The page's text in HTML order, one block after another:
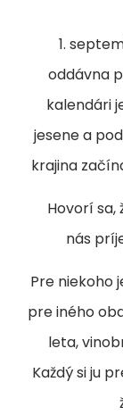
1.
oddávna
kalendári
jesene a
krajina
Hovorí sa,
nás
Pre niekoho
pre iného
leta,
Každý si ju